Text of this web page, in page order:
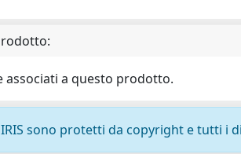
associati a questo prodotto.
sono protetti da copyright e tutti i